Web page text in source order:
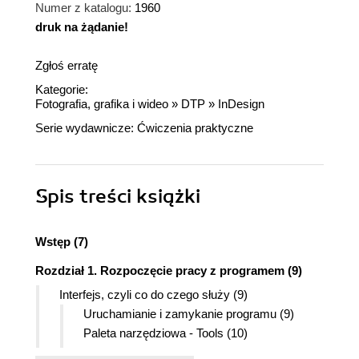
Numer z katalogu: 1960
druk na żądanie!
Zgłoś erratę
Kategorie:
Fotografia, grafika i wideo » DTP » InDesign
Serie wydawnicze: Ćwiczenia praktyczne
Spis treści książki
Wstęp (7)
Rozdział 1. Rozpoczęcie pracy z programem (9)
Interfejs, czyli co do czego służy (9)
Uruchamianie i zamykanie programu (9)
Paleta narzędziowa - Tools (10)